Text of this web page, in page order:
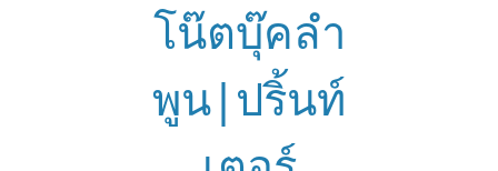
โน๊ตบุ๊คลำ
พูน|ปริ้นท์